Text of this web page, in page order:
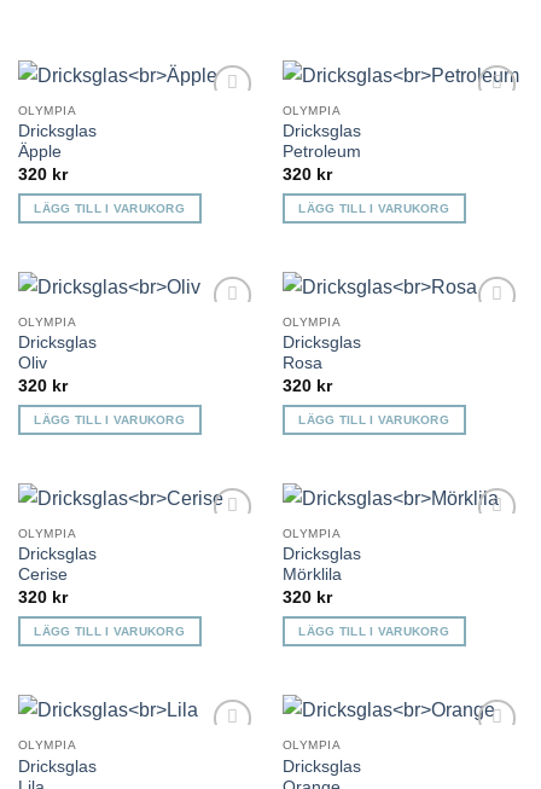
OLYMPIA
Dricksglas
Äpple
320 kr
LÄGG TILL I VARUKORG
OLYMPIA
Dricksglas
Petroleum
320 kr
LÄGG TILL I VARUKORG
OLYMPIA
Dricksglas
Oliv
320 kr
LÄGG TILL I VARUKORG
OLYMPIA
Dricksglas
Rosa
320 kr
LÄGG TILL I VARUKORG
OLYMPIA
Dricksglas
Cerise
320 kr
LÄGG TILL I VARUKORG
OLYMPIA
Dricksglas
Mörklila
320 kr
LÄGG TILL I VARUKORG
OLYMPIA
Dricksglas
OLYMPIA
Dricksglas